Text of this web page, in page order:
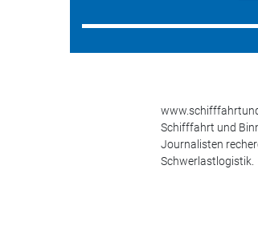
Schifffahrt und
Journalisten
Schwerlastlogistik.